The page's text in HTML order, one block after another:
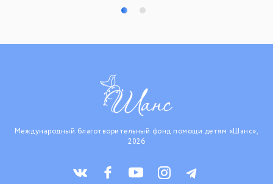
Международный благотворительный фонд помощи детям «Шанс»,
2026